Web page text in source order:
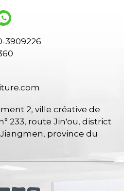
3909226
2, ville créative de
233, route Jin'ou, district
province du